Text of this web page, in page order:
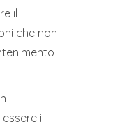
il
che non
il